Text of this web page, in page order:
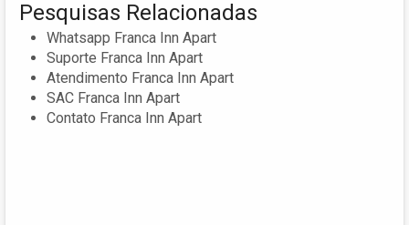
Pesquisas Relacionadas
Whatsapp Franca Inn Apart
Suporte Franca Inn Apart
Atendimento Franca Inn Apart
SAC Franca Inn Apart
Contato Franca Inn Apart